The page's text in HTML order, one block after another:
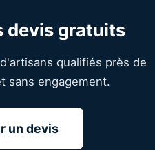
devis gratuits
qualifiés près de
sans engagement.
un devis